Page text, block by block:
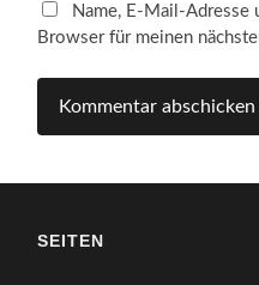
Name, E-Mail-Adresse
Browser für meinen
SEITEN